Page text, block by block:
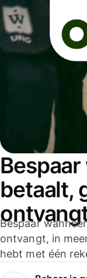
betaalt,
Bespaar
ontvangt, in
hebt met één